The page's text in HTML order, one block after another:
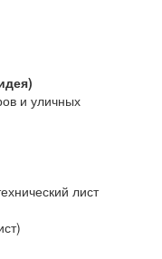
и уличных
лист